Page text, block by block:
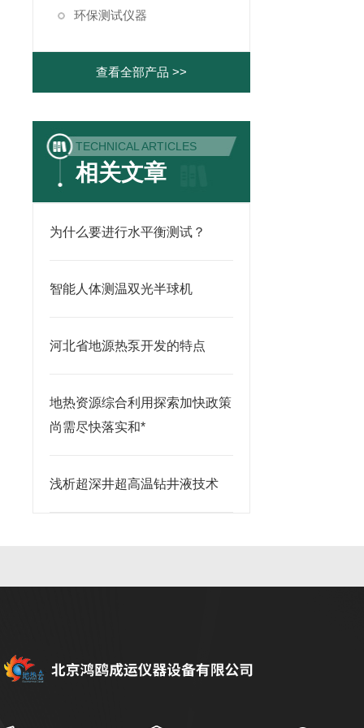
环保测试仪器
查看全部产品 >>
TECHNICAL ARTICLES
相关文章
为什么要进行水平衡测试？
智能人体测温双光半球机
河北省地源热泵开发的特点
地热资源综合利用探索加快政策
尚需尽快落实和*
浅析超深井超高温钻井液技术